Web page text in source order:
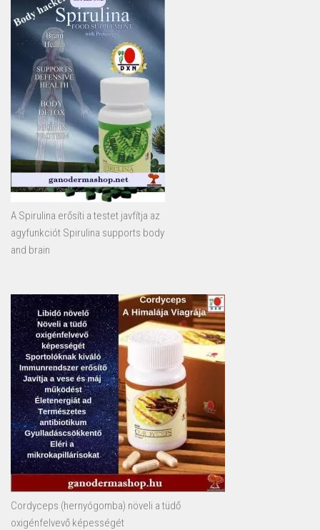
A Spirulina erősíti a testet javfítja az
agyfunkciót Spirulina supports body
and brain
Cordyceps (hernyógomba) növeli a tüdő
oxigénfelvevő képességét